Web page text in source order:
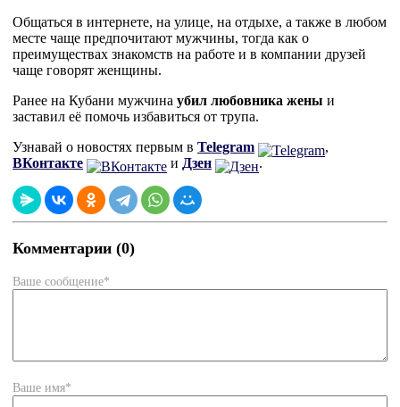
Общаться в интернете, на улице, на отдыхе, а также в любом
месте чаще предпочитают мужчины, тогда как о
преимуществах знакомств на работе и в компании друзей
чаще говорят женщины.
Ранее на Кубани мужчина убил любовника жены и
заставил её помочь избавиться от трупа.
Узнавай о новостях первым в Telegram
,
ВКонтакте
и Дзен .
Комментарии (0)
Ваше сообщение*
Ваше имя*